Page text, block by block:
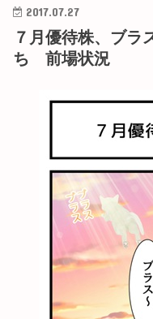
2017.07.27
７月優待株、ブラ
ち 前場状況